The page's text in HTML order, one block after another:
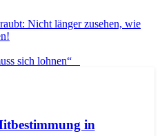
Nicht länger zusehen, wie
sich lohnen“
in